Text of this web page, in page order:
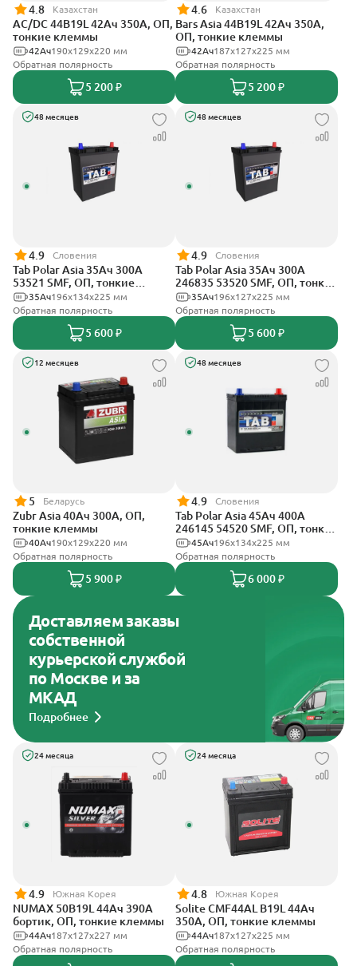
4.8 Казахстан
AC/DC 44B19L 42Ач 350А, ОП,
тонкие клеммы
190x129x220 мм
42Ач
Обратная полярность
5 200 ₽
4.6 Казахстан
Bars Asia 44B19L 42Ач 350А,
ОП, тонкие клеммы
187x127x225 мм
42Ач
Обратная полярность
5 200 ₽
48 месяцев
4.9 Словения
Tab Polar Asia 35Ач 300А
53521 SMF, ОП, тонкие
клеммы196x134x225 мм
35Ач
Обратная полярность
5 600 ₽
48 месяцев
4.9 Словения
Tab Polar Asia 35Ач 300А
246835 53520 SMF, ОП, тонкие
клеммы196x127x225 мм
35Ач
Обратная полярность
5 600 ₽
12 месяцев
5 Беларусь
Zubr Asia 40Ач 300А, ОП,
тонкие клеммы
190x129x220 мм
40Ач
Обратная полярность
5 900 ₽
48 месяцев
4.9 Словения
Tab Polar Asia 45Ач 400А
246145 54520 SMF, ОП, тонкие
клеммы196x134x225 мм
45Ач
Обратная полярность
6 000 ₽
Доставляем заказы
собственной
курьерской службой
по Москве и за
МКАД
Подробнее
24 месяца
4.9 Южная Корея
NUMAX 50B19L 44Ач 390А
бортик, ОП, тонкие клеммы
187х127х227 мм
44Ач
Обратная полярность
24 месяца
4.8 Южная Корея
Solite CMF44AL B19L 44Ач
350А, ОП, тонкие клеммы
187x127x225 мм
44Ач
Обратная полярность